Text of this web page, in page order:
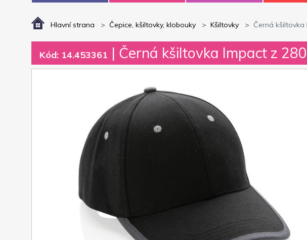
Hlavní strana Čepice, kšiltovky, klobouky Kšiltovky Černá kšiltovka
Kód: 14.453361 | Černá kšiltovka Impact z